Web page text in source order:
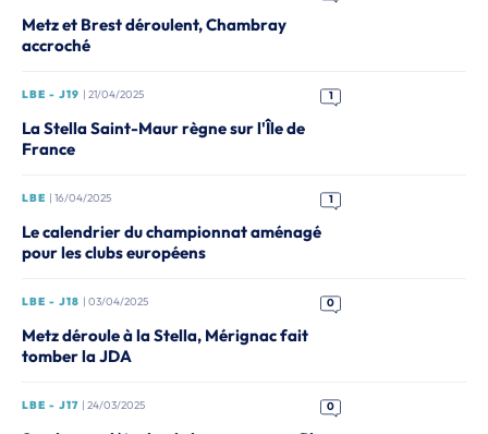
Metz et Brest déroulent, Chambray
accroché
LBE - J19 | 21/04/2025 1
La Stella Saint-Maur règne sur l'Île de
France
LBE | 16/04/2025 1
Le calendrier du championnat aménagé
pour les clubs européens
LBE - J18 | 03/04/2025 0
Metz déroule à la Stella, Mérignac fait
tomber la JDA
LBE - J17 | 24/03/2025 0